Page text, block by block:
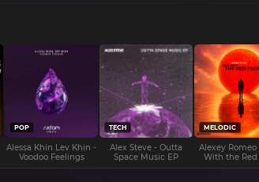
POP
Alessa Khin Lev Khin -
Voodoo Feelings
TECH
Alex Steve - Outta
Space Music EP
MELODIC
Alexey Romeo
With the Red